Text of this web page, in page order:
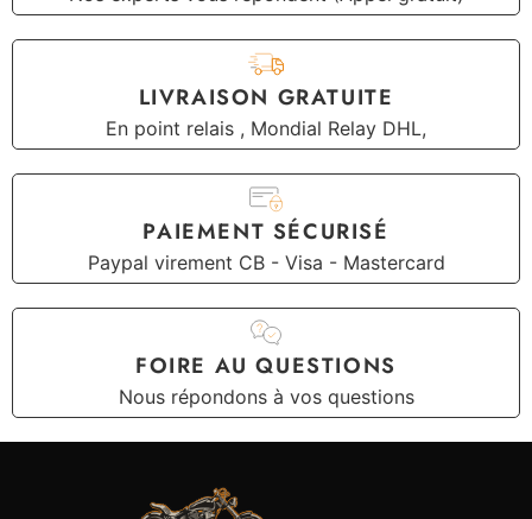
LIVRAISON GRATUITE
En point relais , Mondial Relay DHL,
PAIEMENT SÉCURISÉ
Paypal virement CB - Visa - Mastercard
FOIRE AU QUESTIONS
Nous répondons à vos questions